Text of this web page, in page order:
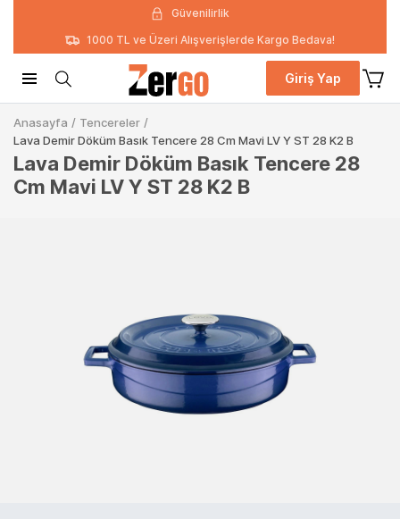
Güvenilirlik
1000 TL ve Üzeri Alışverişlerde Kargo Bedava!
Giriş Yap
Anasayfa / Tencereler /
Lava Demir Döküm Basık Tencere 28 Cm Mavi LV Y ST 28 K2 B
Lava Demir Döküm Basık Tencere 28
Cm Mavi LV Y ST 28 K2 B